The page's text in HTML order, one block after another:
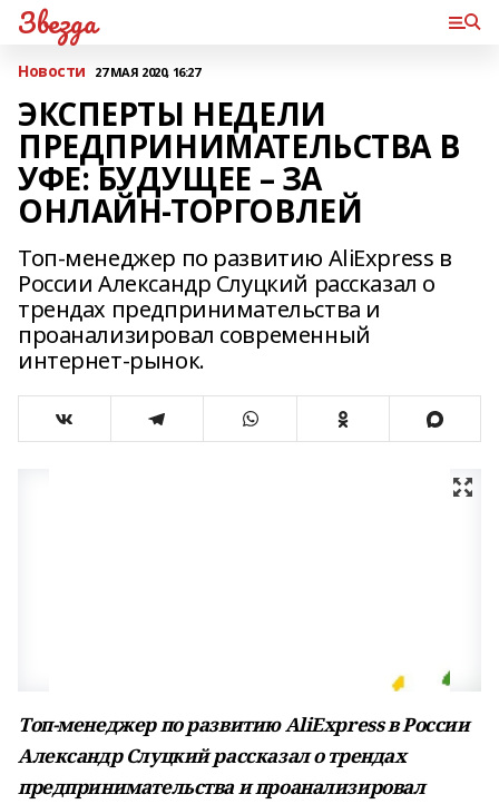
Звезда
Новости 27 МАЯ 2020, 16:27
ЭКСПЕРТЫ НЕДЕЛИ
ПРЕДПРИНИМАТЕЛЬСТВА В
УФЕ: БУДУЩЕЕ – ЗА
ОНЛАЙН-ТОРГОВЛЕЙ
Топ-менеджер по развитию AliExpress в
России Александр Слуцкий рассказал о
трендах предпринимательства и
проанализировал современный
интернет-рынок.
Топ-менеджер по развитию AliExpress в России
Александр Слуцкий рассказал о трендах
предпринимательства и проанализировал